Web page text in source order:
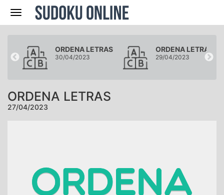
Navegación
ORDENA LETRAS
30/04/2023
ORDENA LETRAS
29/04/2023
ORDENA LETRAS
27/04/2023